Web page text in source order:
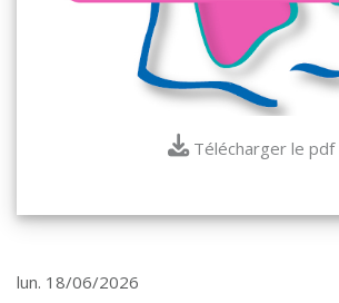
Télécharger le pdf
lun. 18/06/2026